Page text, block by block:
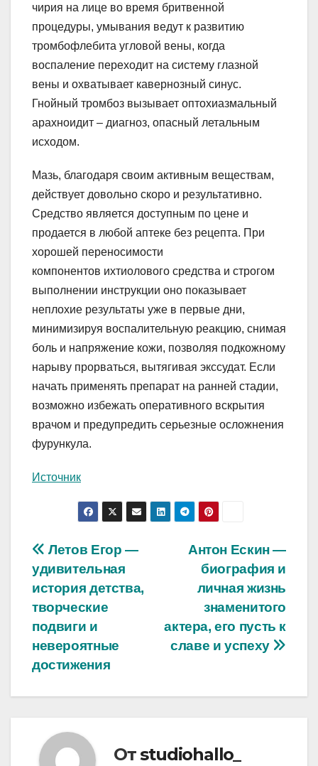
чирия на лице во время бритвенной
процедуры, умывания ведут к развитию
тромбофлебита угловой вены, когда
воспаление переходит на систему глазной
вены и охватывает кавернозный синус.
Гнойный тромбоз вызывает оптохиазмальный
арахноидит – диагноз, опасный летальным
исходом.
Мазь, благодаря своим активным веществам,
действует довольно скоро и результативно.
Средство является доступным по цене и
продается в любой аптеке без рецепта. При
хорошей переносимости
компонентов ихтиолового средства и строгом
выполнении инструкции оно показывает
неплохие результаты уже в первые дни,
минимизируя воспалительную реакцию, снимая
боль и напряжение кожи, позволяя подкожному
нарыву прорваться, вытягивая экссудат. Если
начать применять препарат на ранней стадии,
возможно избежать оперативного вскрытия
врачом и предупредить серьезные осложнения
фурункула.
Источник
Навигация
по
записям
Антон Ескин —
биография и
личная жизнь
знаменитого
актера, его пусть к
славе и успеху
Летов Егор —
удивительная
история детства,
творческие
подвиги и
невероятные
достижения
Отstudiohallo_